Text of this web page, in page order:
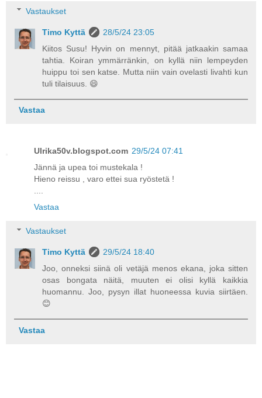
Vastaukset
Timo Kyttä
28/5/24 23:05
Kiitos Susu! Hyvin on mennyt, pitää jatkaakin samaa
tahtia. Koiran ymmärränkin, on kyllä niin lempeyden
huippu toi sen katse. Mutta niin vain ovelasti livahti kun
tuli tilaisuus. 😄
Vastaa
Ulrika50v.blogspot.com 29/5/24 07:41
Jännä ja upea toi mustekala !
Hieno reissu , varo ettei sua ryöstetä !
Vastaa
Vastaukset
Timo Kyttä
29/5/24 18:40
Joo, onneksi siinä oli vetäjä menos ekana, joka sitten
osas bongata näitä, muuten ei olisi kyllä kaikkia
huomannu. Joo, pysyn illat huoneessa kuvia siirtäen.
😊
Vastaa